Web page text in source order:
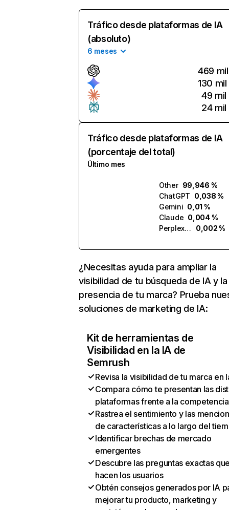
Tráfico desde plataformas de IA
(absoluto)
6 meses
469 mil
130 mil
49 mil
24 mil
Tráfico desde plataformas de IA
(porcentaje del total)
Último mes
Other 99,946 %
ChatGPT 0,038 %
Gemini 0,01 %
Claude 0,004 %
Perplexity
0,002 %
¿Necesitas ayuda para ampliar la
visibilidad de tu búsqueda de IA y la
presencia de tu marca? Prueba
soluciones de marketing de IA:
Kit de herramientas de
Visibilidad en la IA de
Semrush
Revisa la visibilidad de tu marca en
Compara cómo te presentan las
plataformas frente a la competencia
Rastrea el sentimiento y las
de características a lo largo del
Identificar brechas de mercado
emergentes
Descubre las preguntas exactas
hacen los usuarios
Obtén consejos generados por IA
mejorar tu producto, marketing y